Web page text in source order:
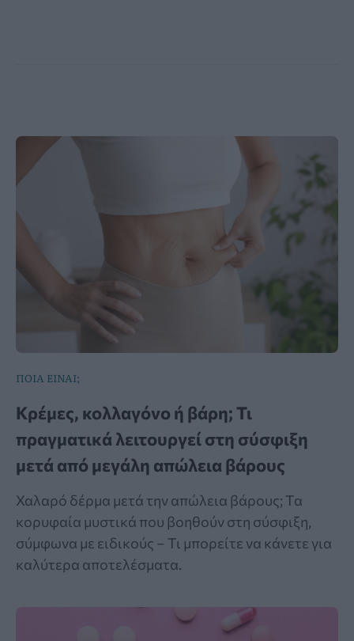
ΠΟΙΑ ΕΙΝΑΙ;
Κρέμες, κολλαγόνο ή βάρη; Τι
πραγματικά λειτουργεί στη σύσφιξη
μετά από μεγάλη απώλεια βάρους
Χαλαρό δέρμα μετά την απώλεια βάρους; Τα
κορυφαία μυστικά που βοηθούν στη σύσφιξη,
σύμφωνα με ειδικούς – Τι μπορείτε να κάνετε για
καλύτερα αποτελέσματα.